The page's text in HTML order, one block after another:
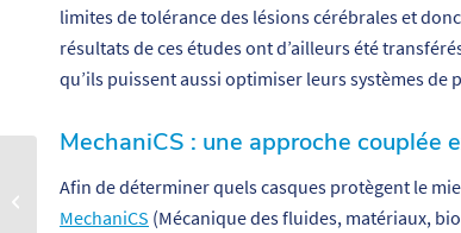
limites de tolérance des lésions cérébrales et
résultats de ces études ont d’ailleurs été
qu’ils puissent aussi optimiser leurs systèmes de
MechaniCS : une approche couplée
Afin de déterminer quels casques protègent le
MechaniCS (Mécanique des fluides, matériaux,
Une filière Carnot pour
développer les transports
de demain